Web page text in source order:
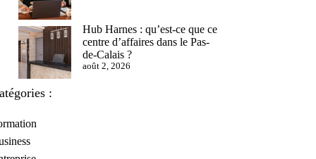
Hub Harnes : qu’est-ce que ce
centre d’affaires dans le Pas-
de-Calais ?
août 2, 2026
: